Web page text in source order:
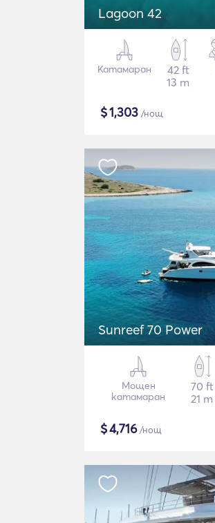
Lagoon 42
Катамаран
42 ft
13 m
$1,303 /нощ
Sunreef 70 Power
Мощен
катамаран
70 ft
21 m
$4,716/нощ